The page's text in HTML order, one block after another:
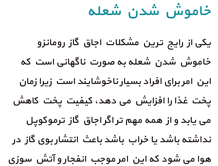
خاموش شدن شعله
یکی از رایج ترین مشکلات اجاق گاز رومانزو
خاموش شدن شعله به صورت ناگهانی است که
این امر برای افراد بسیار ناخوشایند است زیرا زمان
پخت غذا را افزایش می دهد، کیفیت پخت کاهش
می یابد و از همه مهم تر اگر اجاق گاز ترموکوپل
نداشته باشد یا خراب باشد باعث انتشار بوی گاز در
هوا می شود که این امر موجب انفجار و آتش سوزی